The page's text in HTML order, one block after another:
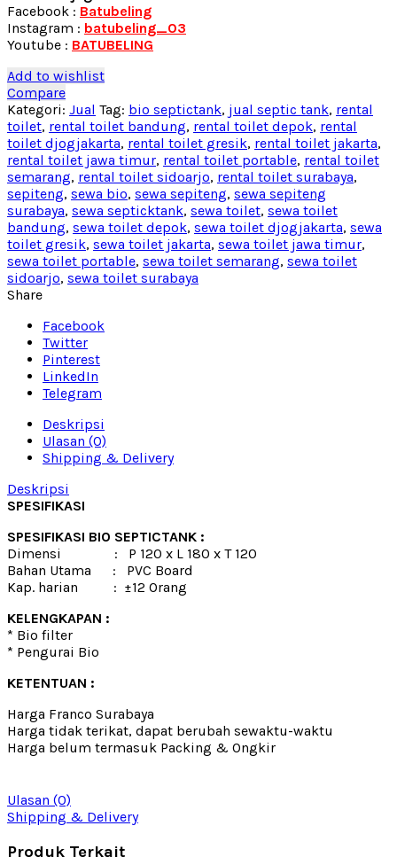
Facebook : Batubeling
Instagram : batubeling_03
Youtube : BATUBELING
Add to wishlist
Compare
Kategori: Jual Tag: bio septictank, jual septic tank, rental
toilet, rental toilet bandung, rental toilet depok, rental
toilet djogjakarta, rental toilet gresik, rental toilet jakarta,
rental toilet jawa timur, rental toilet portable, rental toilet
semarang, rental toilet sidoarjo, rental toilet surabaya,
sepiteng, sewa bio, sewa sepiteng, sewa sepiteng
surabaya, sewa septicktank, sewa toilet, sewa toilet
bandung, sewa toilet depok, sewa toilet djogjakarta, sewa
toilet gresik, sewa toilet jakarta, sewa toilet jawa timur,
sewa toilet portable, sewa toilet semarang, sewa toilet
sidoarjo, sewa toilet surabaya
Share
Facebook
Twitter
Pinterest
LinkedIn
Telegram
Deskripsi
Ulasan (0)
Shipping & Delivery
Deskripsi
SPESIFIKASI
SPESIFIKASI BIO SEPTICTANK :
Dimensi : P 120 x L 180 x T 120
Bahan Utama : PVC Board
Kap. harian : ±12 Orang
KELENGKAPAN :
* Bio filter
* Pengurai Bio
KETENTUAN :
Harga Franco Surabaya
Harga tidak terikat, dapat berubah sewaktu-waktu
Harga belum termasuk Packing & Ongkir
Ulasan (0)
Shipping & Delivery
Produk Terkait